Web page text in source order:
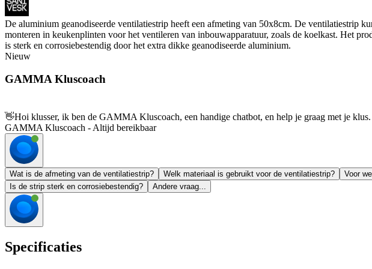
De aluminium geanodiseerde ventilatiestrip heeft een afmeting van 50x8cm. De ventilatiestrip
monteren in keukenplinten voor het ventileren van inbouwapparatuur, zoals de koelkast. Het
is sterk en corrosiebestendig door het extra dikke geanodiseerde aluminium.
Nieuw
GAMMA Kluscoach
👋Hoi klusser, ik ben de GAMMA Kluscoach, een handige chatbot, en help je graag met je klus.
GAMMA Kluscoach - Altijd bereikbaar
Wat is de afmeting van de ventilatiestrip? Welk materiaal is gebruikt voor de ventilatiestrip? Voor
Is de strip sterk en corrosiebestendig?
Andere vraag...
Specificaties